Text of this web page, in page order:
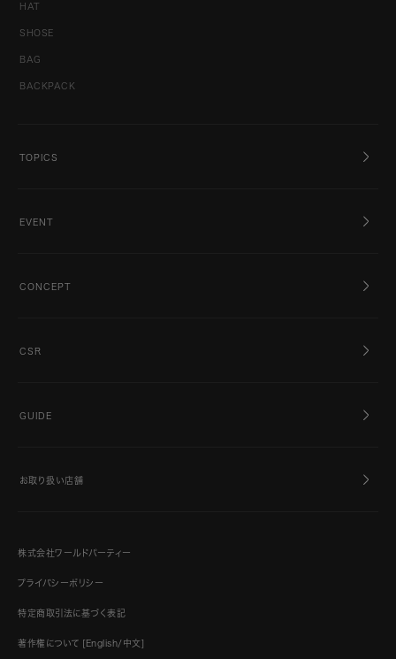
HAT
SHOSE
BAG
BACKPACK
TOPICS
EVENT
CONCEPT
CSR
GUIDE
お取り扱い店舗
株式会社ワールドパーティー
プライバシーポリシー
特定商取引法に基づく表記
著作権について [English/中文]